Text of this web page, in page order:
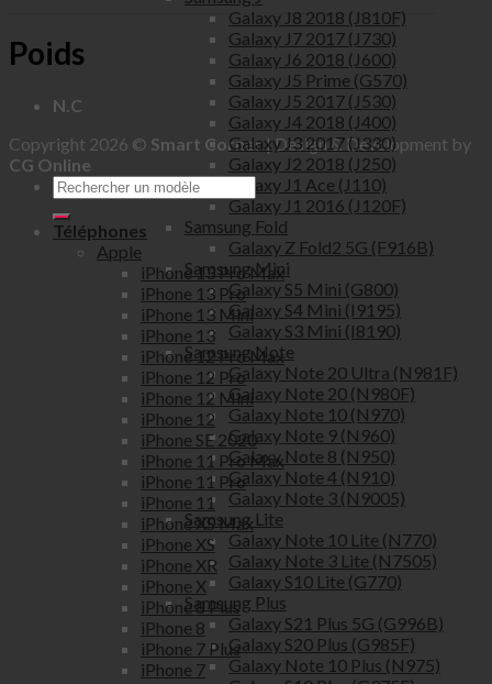
Galaxy J8 2018 (J810F)
Galaxy J7 2017 (J730)
Galaxy J6 2018 (J600)
Galaxy J5 Prime (G570)
Galaxy J5 2017 (J530)
Galaxy J4 2018 (J400)
Galaxy J3 2017 (J330)
Galaxy J2 2018 (J250)
Galaxy J1 Ace (J110)
Galaxy J1 2016 (J120F)
Samsung Fold
Galaxy Z Fold2 5G (F916B)
Samsung Mini
Galaxy S5 Mini (G800)
Galaxy S4 Mini (I9195)
Galaxy S3 Mini (I8190)
Samsung Note
Galaxy Note 20 Ultra (N981F)
Galaxy Note 20 (N980F)
Galaxy Note 10 (N970)
Galaxy Note 9 (N960)
Galaxy Note 8 (N950)
Galaxy Note 4 (N910)
Galaxy Note 3 (N9005)
Samsung Lite
Galaxy Note 10 Lite (N770)
Galaxy Note 3 Lite (N7505)
Galaxy S10 Lite (G770)
Samsung Plus
Galaxy S21 Plus 5G (G996B)
Galaxy S20 Plus (G985F)
Galaxy Note 10 Plus (N975)
Poids
N.C
Copyright 2026 © Smart Corner| Design & Development by
CG Online
Téléphones
Apple
iPhone 13 Pro Max
iPhone 13 Pro
iPhone 13 Mini
iPhone 13
iPhone 12 Pro Max
iPhone 12 Pro
iPhone 12 Mini
iPhone 12
iPhone SE 2020
iPhone 11 Pro Max
iPhone 11 Pro
iPhone 11
iPhone XS Max
iPhone XS
iPhone XR
iPhone X
iPhone 8 Plus
iPhone 8
iPhone 7 Plus
iPhone 7